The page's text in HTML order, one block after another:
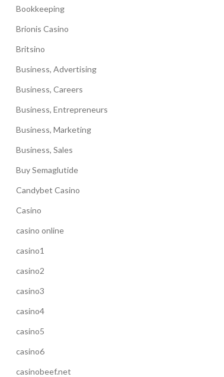
Bookkeeping
Brionis Casino
Britsino
Business, Advertising
Business, Careers
Business, Entrepreneurs
Business, Marketing
Business, Sales
Buy Semaglutide
Candybet Casino
Casino
casino online
casino1
casino2
casino3
casino4
casino5
casino6
casinobeef.net